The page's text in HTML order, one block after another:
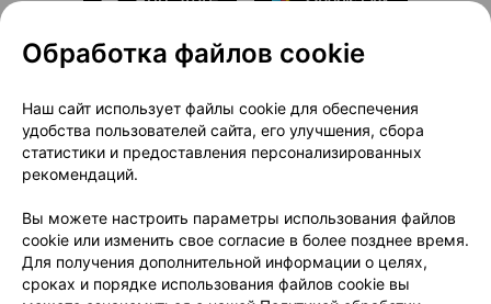
О проекте
Новости проекта
Размещение рекламы
Медицинский маркетинг
Публичный договор
Доставка
Способы оплаты
Вакансии
Партнеры
Написать руководителю 103.by
Написать в поддержку
Обработка файлов cookie
Наш сайт использует файлы cookie для обеспечения
удобства пользователей сайта, его улучшения, сбора
статистики и предоставления персонализированных
рекомендаций.
Вы можете настроить параметры использования файлов
cookie или изменить свое согласие в более позднее время.
Для получения дополнительной информации о целях,
сроках и порядке использования файлов cookie вы